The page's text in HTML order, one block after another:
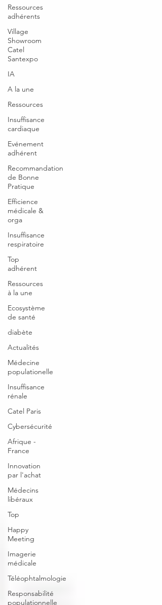
Ressources
adhérents
Village
Showroom
Catel
Santexpo
IA
A la une
Ressources
Insuffisance
cardiaque
Evénement
adhérent
Recommandation
de Bonne
Pratique
Efficience
médicale &
orga
Insuffisance
respiratoire
Top
adhérent
Ressources
à la une
Ecosystème
de santé
diabète
Actualités
Médecine
populationelle
Insuffisance
rénale
Catel Paris
Cybersécurité
Afrique -
France
Innovation
par l'achat
Médecins
libéraux
Top
Happy
Meeting
Imagerie
médicale
Téléophtalmologie
Responsabilité
populationnelle